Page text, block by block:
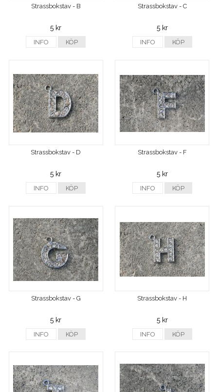
Strassbokstav - B
5 kr
INFO KÖP
Strassbokstav - C
5 kr
INFO KÖP
Strassbokstav - D
5 kr
INFO KÖP
Strassbokstav - F
5 kr
INFO KÖP
Strassbokstav - G
5 kr
INFO KÖP
Strassbokstav - H
5 kr
INFO KÖP